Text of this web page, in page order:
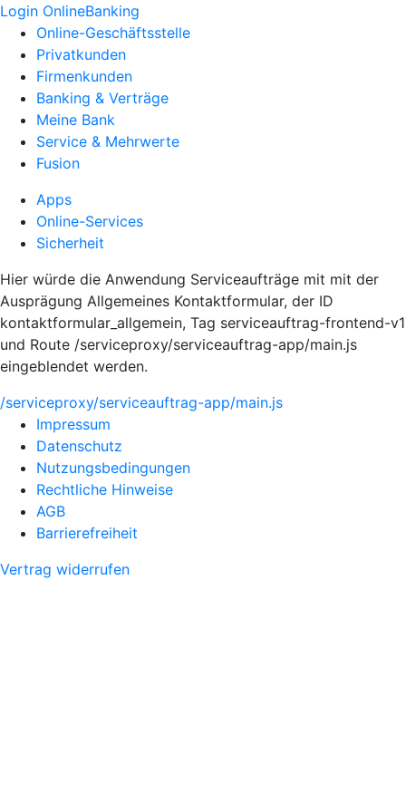
Login OnlineBanking
Online-Geschäftsstelle
Privatkunden
Firmenkunden
Banking & Verträge
Meine Bank
Service & Mehrwerte
Fusion
Apps
Online-Services
Sicherheit
Hier würde die Anwendung Serviceaufträge mit mit der
Ausprägung Allgemeines Kontaktformular, der ID
kontaktformular_allgemein, Tag serviceauftrag-frontend-v1
und Route /serviceproxy/serviceauftrag-app/main.js
eingeblendet werden.
/serviceproxy/serviceauftrag-app/main.js
Impressum
Datenschutz
Nutzungsbedingungen
Rechtliche Hinweise
AGB
Barrierefreiheit
Vertrag widerrufen